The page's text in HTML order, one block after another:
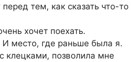
тем, как сказать что-то
хочет поехать.
место, где раньше была я.
клецками, позволила мне